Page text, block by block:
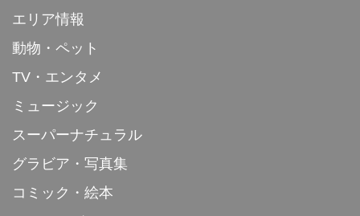
エリア情報
動物・ペット
TV・エンタメ
ミュージック
スーパーナチュラル
グラビア・写真集
コミック・絵本